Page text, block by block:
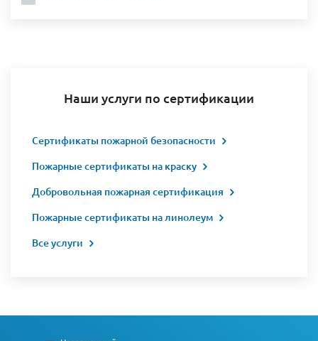
Наши услуги по сертификации
Сертификаты пожарной безопасности
Пожарные сертификаты на краску
Добровольная пожарная сертификация
Пожарные сертификаты на линолеум
Все услуги